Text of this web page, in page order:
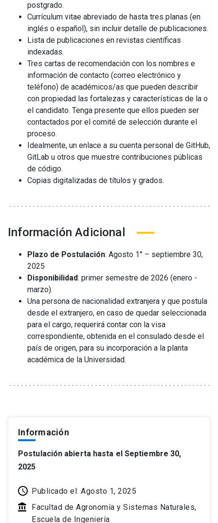
postgrado.
Currículum vitae abreviado de hasta tres planas (en
inglés o español), sin incluir detalle de publicaciones.
Lista de publicaciones en revistas científicas
indexadas.
Tres cartas de recomendación con los nombres e
información de contacto (correo electrónico y
teléfono) de académicos/as que pueden describir
con propiedad las fortalezas y características de la o
el candidato. Tenga presente que ellos pueden ser
contactados por el comité de selección durante el
proceso.
Idealmente, un enlace a su cuenta personal de GitHub,
GitLab u otros que muestre contribuciones públicas
de código.
Copias digitalizadas de títulos y grados.
Información Adicional
Plazo de Postulación: Agosto 1° – septiembre 30,
2025
Disponibilidad: primer semestre de 2026 (enero -
marzo).
Una persona de nacionalidad extranjera y que postula
desde el extranjero, en caso de quedar seleccionada
para el cargo, requerirá contar con la visa
correspondiente, obtenida en el consulado desde el
país de origen, para su incorporación a la planta
académica de la Universidad.
Información
Postulación abierta hasta el Septiembre 30,
2025
Publicado el: Agosto 1, 2025
Facultad de Agronomía y Sistemas Naturales,
Escuela de Ingeniería